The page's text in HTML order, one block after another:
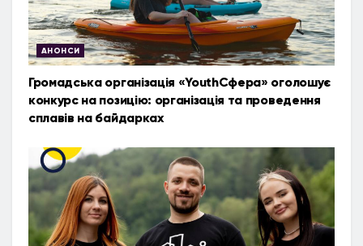
АНОНСИ
Громадська організація «YouthСфера» оголошує
конкурс на позицію: організація та проведення
сплавів на байдарках